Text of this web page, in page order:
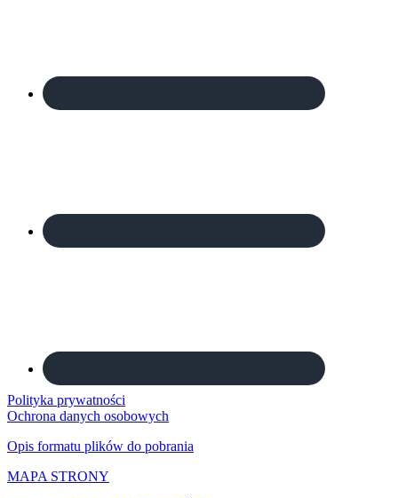
Polityka prywatności
Ochrona danych osobowych
Opis formatu plików do pobrania
MAPA STRONY